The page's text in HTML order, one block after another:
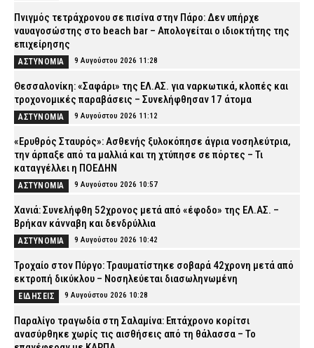
Πνιγμός τετράχρονου σε πισίνα στην Πάρο: Δεν υπήρχε
ναυαγοσώστης στο beach bar – Απολογείται ο ιδιοκτήτης της
επιχείρησης
ΑΣΤΥΝΟΜΙΑ 9 Αυγούστου 2026 11:28
Θεσσαλονίκη: «Σαφάρι» της ΕΛ.ΑΣ. για ναρκωτικά, κλοπές και
τροχονομικές παραβάσεις – Συνελήφθησαν 17 άτομα
ΑΣΤΥΝΟΜΙΑ 9 Αυγούστου 2026 11:12
«Ερυθρός Σταυρός»: Ασθενής ξυλοκόπησε άγρια νοσηλεύτρια,
την άρπαξε από τα μαλλιά και τη χτύπησε σε πόρτες – Τι
καταγγέλλει η ΠΟΕΔΗΝ
ΑΣΤΥΝΟΜΙΑ 9 Αυγούστου 2026 10:57
Χανιά: Συνελήφθη 52χρονος μετά από «έφοδο» της ΕΛ.ΑΣ. –
Βρήκαν κάνναβη και δενδρύλλια
ΑΣΤΥΝΟΜΙΑ 9 Αυγούστου 2026 10:42
Τροχαίο στον Πύργο: Τραυματίστηκε σοβαρά 42χρονη μετά από
εκτροπή δικύκλου – Νοσηλεύεται διασωληνωμένη
ΕΙΔΗΣΕΙΣ 9 Αυγούστου 2026 10:28
Παραλίγο τραγωδία στη Σαλαμίνα: Επτάχρονο κορίτσι
ανασύρθηκε χωρίς τις αισθήσεις από τη θάλασσα – Το